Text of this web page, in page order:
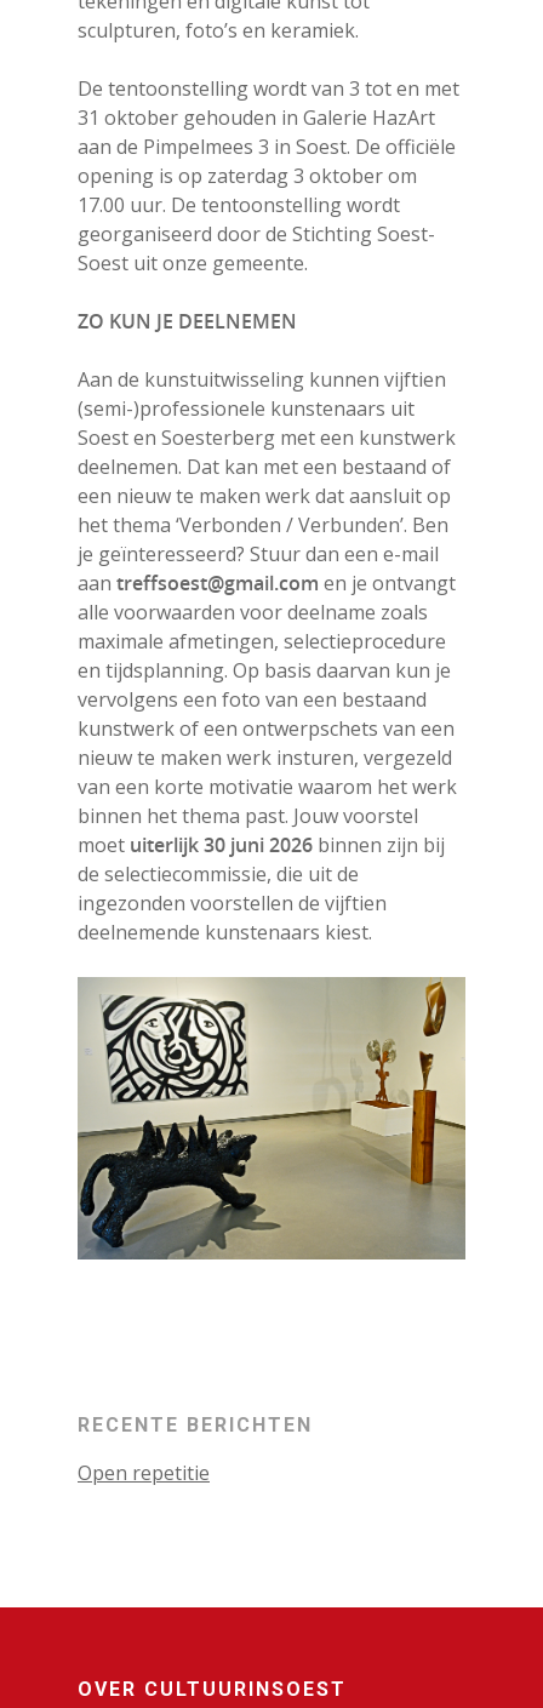
sculpturen, foto’s en keramiek.
De tentoonstelling wordt van 3 tot en met
31 oktober gehouden in Galerie HazArt
aan de Pimpelmees 3 in Soest. De officiële
opening is op zaterdag 3 oktober om
17.00 uur. De tentoonstelling wordt
georganiseerd door de Stichting Soest-
Soest uit onze gemeente.
ZO KUN JE DEELNEMEN
Aan de kunstuitwisseling kunnen vijftien
(semi-)professionele kunstenaars uit
Soest en Soesterberg met een kunstwerk
deelnemen. Dat kan met een bestaand of
een nieuw te maken werk dat aansluit op
het thema ‘Verbonden / Verbunden’. Ben
je geïnteresseerd? Stuur dan een e-mail
aan treffsoest@gmail.com en je ontvangt
alle voorwaarden voor deelname zoals
maximale afmetingen, selectieprocedure
en tijdsplanning. Op basis daarvan kun je
vervolgens een foto van een bestaand
kunstwerk of een ontwerpschets van een
nieuw te maken werk insturen, vergezeld
van een korte motivatie waarom het werk
binnen het thema past. Jouw voorstel
moet uiterlijk 30 juni 2026 binnen zijn bij
de selectiecommissie, die uit de
ingezonden voorstellen de vijftien
deelnemende kunstenaars kiest.
RECENTE BERICHTEN
Open repetitie
OVER CULTUURINSOEST